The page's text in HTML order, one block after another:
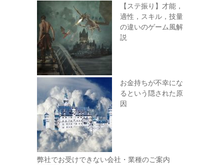
【ステ振り】才能，
適性，スキル，技量
の違いのゲーム風解
説
お金持ちが不幸にな
るという隠された原
因
弊社でお受けできない会社・業種のご案内